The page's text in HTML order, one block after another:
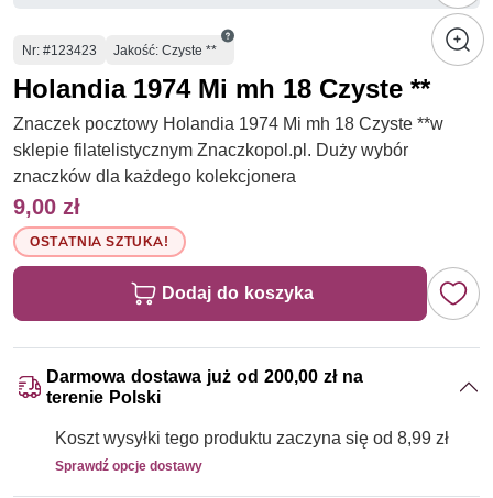
Numer
Nr: #123423 Jakość: Czyste **
Holandia 1974 Mi mh 18 Czyste **
Znaczek pocztowy Holandia 1974 Mi mh 18 Czyste **w
sklepie filatelistycznym Znaczkopol.pl. Duży wybór
znaczków dla każdego kolekcjonera
9,00 zł
OSTATNIA SZTUKA!
Dodaj do koszyka
Darmowa dostawa już od 200,00 zł na
terenie Polski
Koszt wysyłki tego produktu zaczyna się od 8,99 zł
Sprawdź opcje dostawy